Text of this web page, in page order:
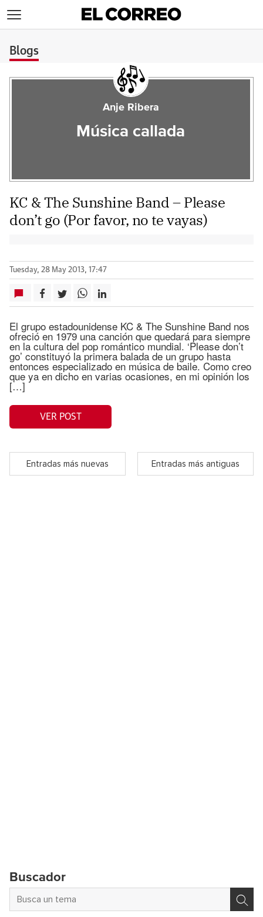
Blogs
Anje Ribera
Música callada
KC & The Sunshine Band – Please
don’t go (Por favor, no te vayas)
Tuesday, 28 May 2013, 17:47
El grupo estadounidense KC & The Sunshine Band nos
ofreció en 1979 una canción que quedará para siempre
en la cultura del pop romántico mundial. ‘Please don’t
go’ constituyó la primera balada de un grupo hasta
entonces especializado en música de baile. Como creo
que ya en dicho en varias ocasiones, en mi opinión los
[…]
VER POST
Entradas más nuevas Entradas más antiguas
Buscador